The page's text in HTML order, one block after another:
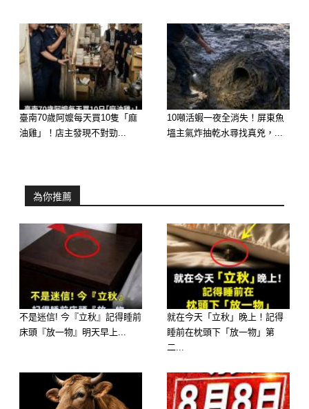
爆紅：
「曾看過一句話：如果可以一命換一
命，醫院天台一定站滿排隊的母親。」
「因為神沒辦法守護每個人，所以創造
了媽媽。」
「母愛真的好偉大。」
「秒哭，祝兩位長輩都平安康復。」
母親就是這樣，人到老了仍然願意把命
臺南70歲阿嬤每天買10隻「麻
油雞」！店主發現不對勁...
10噸活蝦一夜全消失！屏東魚
塭主氣炸抽乾水尋找真兇，...
為你推薦
不是迷信! 今『立秋』記得睡前
床頭『放一物』明天早上...
就在今天「立秋」晚上！記得
睡前在枕頭下「放一物」第
二...